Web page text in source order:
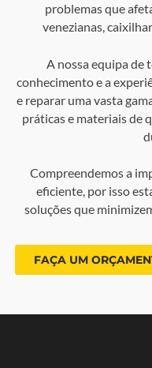
problemas que
venezianas,
A nossa equipa de
conhecimento e a
e reparar uma vasta
práticas e materiais de
Compreendemos a
eficiente, por isso
soluções que
FAÇA UM